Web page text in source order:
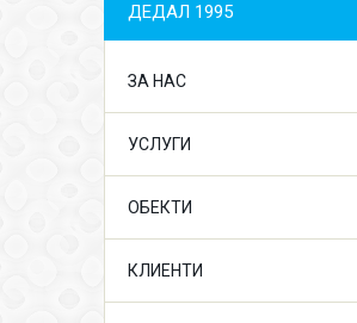
ДЕДАЛ 1995
ЗА НАС
УСЛУГИ
ОБЕКТИ
КЛИЕНТИ